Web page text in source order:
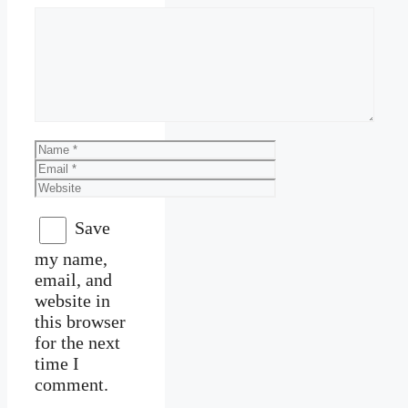
Name
Email
Website
Save
my name,
email, and
website in
this browser
for the next
time I
comment.